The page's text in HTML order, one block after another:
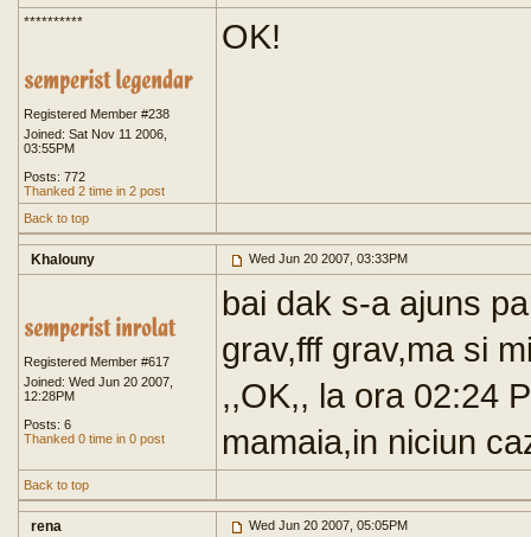
**********
Registered Member #238
Joined: Sat Nov 11 2006,
03:55PM
Posts: 772
Thanked 2 time in 2 post
OK!
Back to top
Khalouny Wed Jun 20 2007, 03:33PM
Registered Member #617
Joined: Wed Jun 20 2007,
12:28PM
Posts: 6
Thanked 0 time in 0 post
bai dak s-a ajuns
grav,fff grav,ma si
,,OK,, la ora 02:24
mamaia,in niciun
Back to top
rena Wed Jun 20 2007, 05:05PM